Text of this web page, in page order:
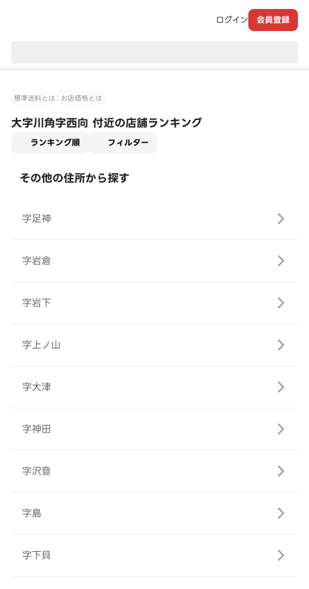
ログイン 会員登録
標準送料とは お店価格とは
大字川角字西向 付近の店舗ランキング
ランキング順 フィルター
その他の住所から探す
字足神
字岩倉
字岩下
字上ノ山
字大津
字神田
字沢登
字島
字下貝